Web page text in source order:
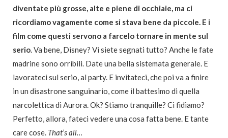
diventate più grosse, alte e piene di occhiaie, ma ci
ricordiamo vagamente come si stava bene da piccole. E i
film come questi servono a farcelo tornare in mente sul
serio. Va bene, Disney? Vi siete segnati tutto? Anche le fate
madrine sono orribili. Date una bella sistemata generale. E
lavorateci sul serio, al party. E invitateci, che poi va a finire
in un disastrone sanguinario, come il battesimo di quella
narcolettica di Aurora. Ok? Stiamo tranquille? Ci fidiamo?
Perfetto, allora, fateci vedere una cosa fatta bene. E tante
care cose. That’s all…